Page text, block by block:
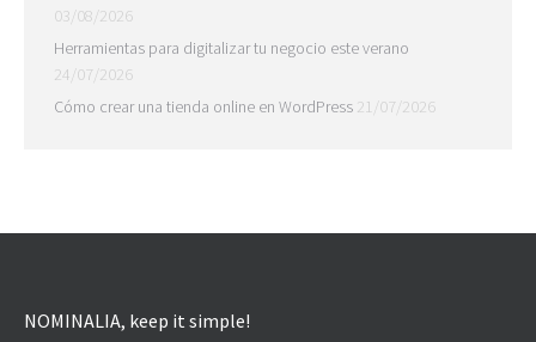
03/08/2026
Herramientas para digitalizar tu negocio este verano
24/07/2026
Cómo crear una tienda online en WordPress 21/07/2026
NOMINALIA, keep it simple!